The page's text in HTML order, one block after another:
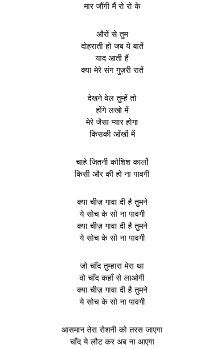
मार जौंगी मैं रो रो के
औरों से तुम
दोहराती हो जब ये बातें
याद आती हैं
क्या मेरे संग गुज़री रातें
देखने वेल तुम्हें तो
होंगे लखो में
मेरे जैसा प्यार होगा
किसकी आँखों में
चाहे जितनी कोशिश कार्लो
किसी और की हो ना पावगी
क्या चीज़ गावा दी है तुमने
ये सोच के सो ना पावगी
क्या चीज़ गावा दी है तुमने
ये सोच के सो ना पावगी
जो चाँद तुम्हारा मेरा था
वो चाँद कहाँ से लाओगी
क्या चीज़ गावा दी है तुमने
ये सोच के सो ना पावगी
आसमान तेरा रोशनी को तरस जाएगा
चाँद ये लौट कर अब ना आएगा